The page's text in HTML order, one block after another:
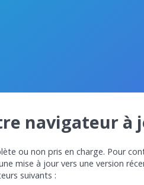
navigateur à
ou non pris en charge. Pour
mise à jour vers une version
suivants :